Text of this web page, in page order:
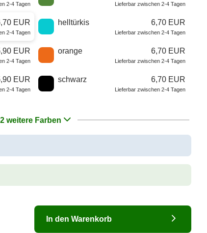
2-4 Tagen Lieferbar zwischen 2-4 Tagen
EUR
2-4 Tagen
helltürkis 6,70 EUR
Lieferbar zwischen 2-4 Tagen
EUR
2-4 Tagen
orange 6,70 EUR
Lieferbar zwischen 2-4 Tagen
EUR
2-4 Tagen
schwarz 6,70 EUR
Lieferbar zwischen 2-4 Tagen
weitere Farben
In den Warenkorb